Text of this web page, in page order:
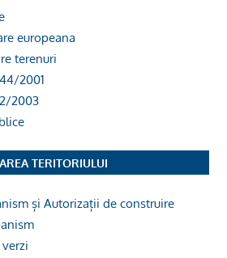
europeana
terenuri
2001
2003
TERITORIULUI
și Autorizații de construire